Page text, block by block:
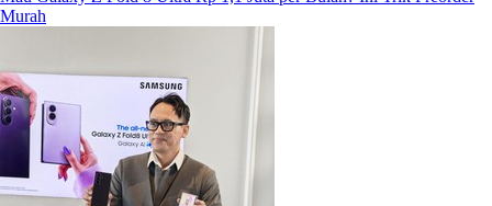
Murah